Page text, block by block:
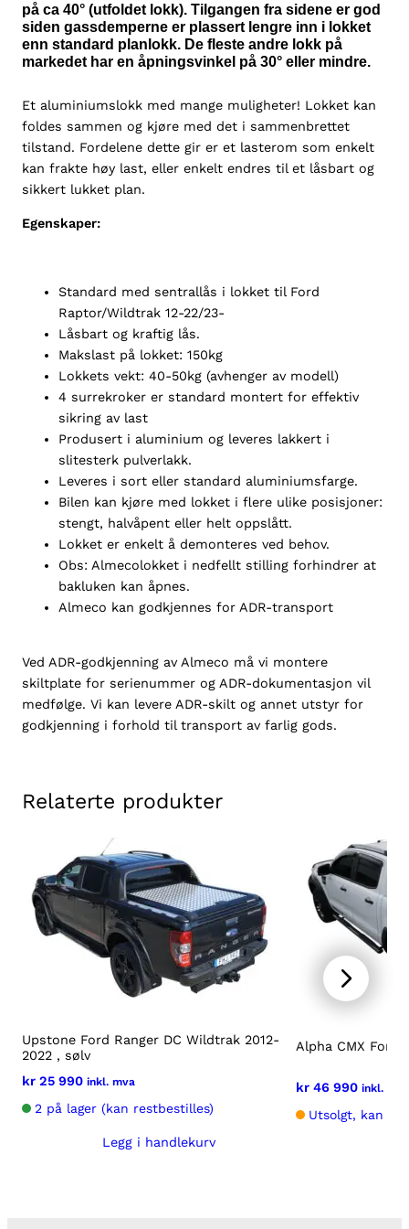
a
n
g
e
D
C
W
i
l
r
t
a
n
l
på ca 40° (utfoldet lokk). Tilgangen fra sidene er god
siden gassdemperne er plassert lengre inn i lokket
enn standard planlokk. De fleste andre lokk på
markedet har en åpningsvinkel på 30° eller mindre.
Et aluminiumslokk med mange muligheter! Lokket kan
foldes sammen og kjøre med det i sammenbrettet
tilstand. Fordelene dette gir er et lasterom som enkelt
kan frakte høy last, eller enkelt endres til et låsbart og
sikkert lukket plan.
Egenskaper:
Standard med sentrallås i lokket til Ford
Raptor/Wildtrak 12-22/23-
Låsbart og kraftig lås.
Makslast på lokket: 150kg
Lokkets vekt: 40-50kg (avhenger av modell)
4 surrekroker er standard montert for effektiv
sikring av last
Produsert i aluminium og leveres lakkert i
slitesterk pulverlakk.
Leveres i sort eller standard aluminiumsfarge.
Bilen kan kjøre med lokket i flere ulike posisjoner:
stengt, halvåpent eller helt oppslått.
Lokket er enkelt å demonteres ved behov.
Obs: Almecolokket i nedfellt stilling forhindrer at
bakluken kan åpnes.
Almeco kan godkjennes for ADR-transport
Ved ADR-godkjenning av Almeco må vi montere
skiltplate for serienummer og ADR-dokumentasjon vil
medfølge. Vi kan levere ADR-skilt og annet utstyr for
godkjenning i forhold til transport av farlig gods.
Relaterte produkter
Upstone Ford Ranger DC Wildtrak 2012-
2022 , sølv
kr 25 990 inkl. mva
2 på lager (kan restbestilles)
Legg i handlekurv
Alpha CMX Ford
kr 46 990 inkl. mva
Utsolgt, kan